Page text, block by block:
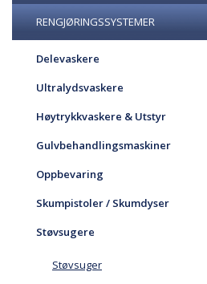
RENGJØRINGSSYSTEMER
Delevaskere
Ultralydsvaskere
Høytrykkvaskere & Utstyr
Gulvbehandlingsmaskiner
Oppbevaring
Skumpistoler / Skumdyser
Støvsugere
Støvsuger